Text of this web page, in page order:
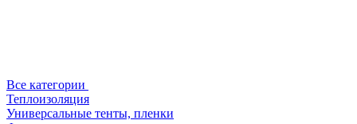
Все категории
Теплоизоляция
Универсальные тенты, пленки